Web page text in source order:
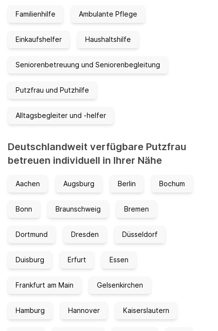
Familienhilfe Ambulante Pflege
Einkaufshelfer Haushaltshilfe
Seniorenbetreuung und Seniorenbegleitung
Putzfrau und Putzhilfe
Alltagsbegleiter und -helfer
Deutschlandweit verfügbare Putzfrau
betreuen individuell in Ihrer Nähe
Aachen Augsburg Berlin Bochum
Bonn Braunschweig Bremen
Dortmund Dresden Düsseldorf
Duisburg Erfurt Essen
Frankfurt am Main Gelsenkirchen
Hamburg Hannover Kaiserslautern